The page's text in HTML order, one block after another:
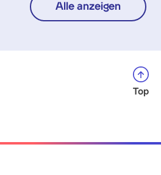
Alle anzeigen
Top